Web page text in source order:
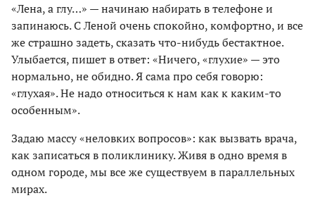
«Лена, а глу…» — начинаю набирать в телефоне и
запинаюсь. С Леной очень спокойно, комфортно, и все
же страшно задеть, сказать что-нибудь бестактное.
Улыбается, пишет в ответ: «Ничего, «глухие» — это
нормально, не обидно. Я сама про себя говорю:
«глухая». Не надо относиться к нам как к каким-то
особенным».
Задаю массу «неловких вопросов»: как вызвать врача,
как записаться в поликлинику. Живя в одно время в
одном городе, мы все же существуем в параллельных
мирах.